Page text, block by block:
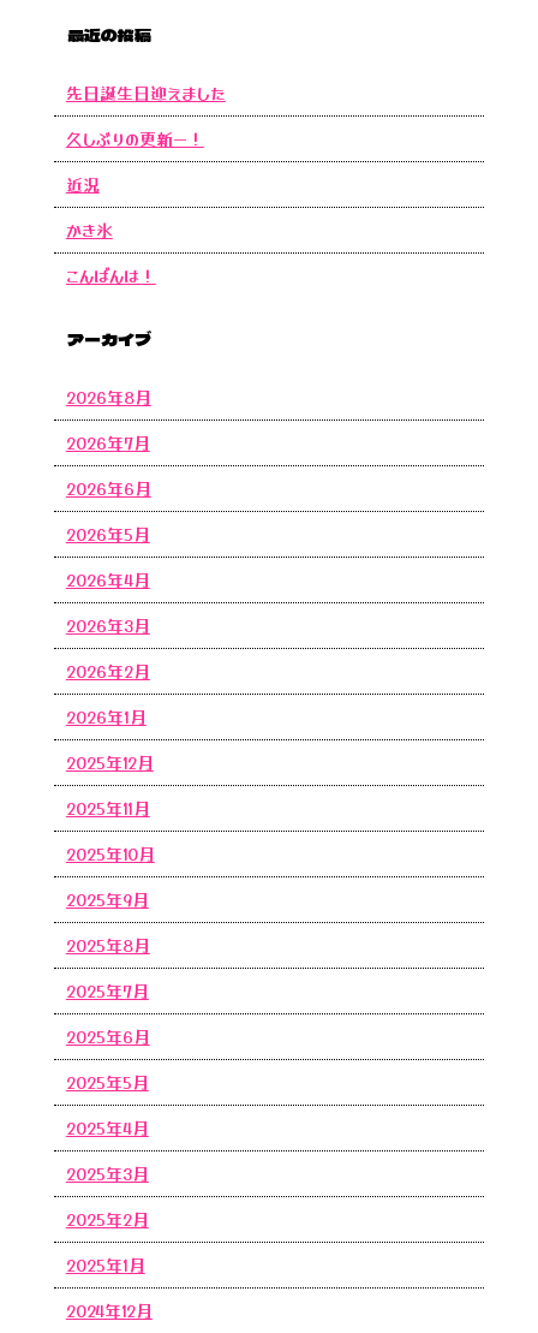
最近の投稿
先日誕生日迎えました
久しぶりの更新ー！
近況
かき氷
こんばんは！
アーカイブ
2026年8月
2026年7月
2026年6月
2026年5月
2026年4月
2026年3月
2026年2月
2026年1月
2025年12月
2025年11月
2025年10月
2025年9月
2025年8月
2025年7月
2025年6月
2025年5月
2025年4月
2025年3月
2025年2月
2025年1月
2024年12月